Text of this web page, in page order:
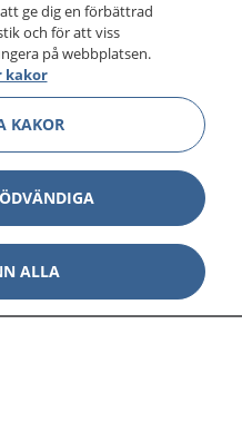
hälsa och vård
och information om
du kan kontakta.
och göra dina
1177 för
runt.
bättre.
ge dig en förbättrad
och för att viss
på webbplatsen.
kakor
KAKOR
ALLA